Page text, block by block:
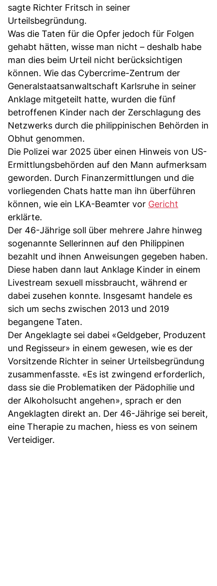
sagte Richter Fritsch in seiner
Urteilsbegründung.
Was die Taten für die Opfer jedoch für Folgen
gehabt hätten, wisse man nicht – deshalb habe
man dies beim Urteil nicht berücksichtigen
können. Wie das Cybercrime-Zentrum der
Generalstaatsanwaltschaft Karlsruhe in seiner
Anklage mitgeteilt hatte, wurden die fünf
betroffenen Kinder nach der Zerschlagung des
Netzwerks durch die philippinischen Behörden in
Obhut genommen.
Die Polizei war 2025 über einen Hinweis von US-
Ermittlungsbehörden auf den Mann aufmerksam
geworden. Durch Finanzermittlungen und die
vorliegenden Chats hatte man ihn überführen
können, wie ein LKA-Beamter vor Gericht
erklärte.
Der 46-Jährige soll über mehrere Jahre hinweg
sogenannte Sellerinnen auf den Philippinen
bezahlt und ihnen Anweisungen gegeben haben.
Diese haben dann laut Anklage Kinder in einem
Livestream sexuell missbraucht, während er
dabei zusehen konnte. Insgesamt handele es
sich um sechs zwischen 2013 und 2019
begangene Taten.
Der Angeklagte sei dabei «Geldgeber, Produzent
und Regisseur» in einem gewesen, wie es der
Vorsitzende Richter in seiner Urteilsbegründung
zusammenfasste. «Es ist zwingend erforderlich,
dass sie die Problematiken der Pädophilie und
der Alkoholsucht angehen», sprach er den
Angeklagten direkt an. Der 46-Jährige sei bereit,
eine Therapie zu machen, hiess es von seinem
Verteidiger.